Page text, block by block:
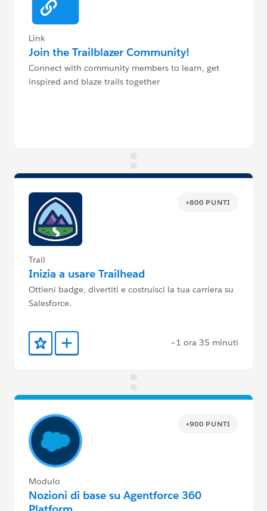
Link
Join the Trailblazer Community!
Connect with community members to learn, get
inspired and blaze trails together
+800 PUNTI
Trail
Inizia a usare Trailhead
Ottieni badge, divertiti e costruisci la tua carriera su
Salesforce.
Aggiunto ai preferiti
Aggiungi a Trailmix ~1 ora 35 minuti
+900 PUNTI
Modulo
Nozioni di base su Agentforce 360